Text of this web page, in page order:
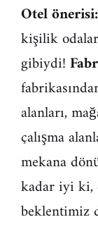
Otel önerisi:
kişilik
gibiydi!
alanları,
çalışma
mekana
kadar iyi ki,
beklentimiz